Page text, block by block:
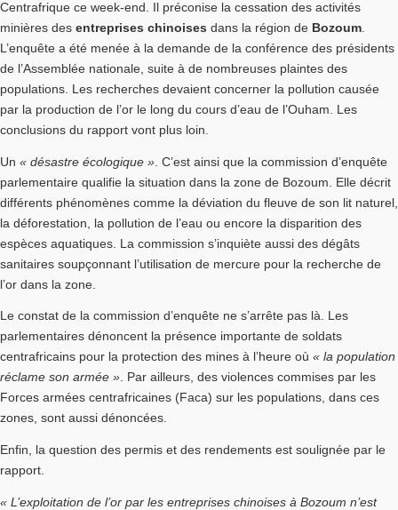
Centrafrique ce week-end. Il préconise la cessation des activités
minières des entreprises chinoises dans la région de Bozoum.
L’enquête a été menée à la demande de la conférence des présidents
de l’Assemblée nationale, suite à de nombreuses plaintes des
populations. Les recherches devaient concerner la pollution causée
par la production de l’or le long du cours d’eau de l’Ouham. Les
conclusions du rapport vont plus loin.
Un « désastre écologique » . C’est ainsi que la commission d’enquête
parlementaire qualifie la situation dans la zone de Bozoum. Elle décrit
différents phénomènes comme la déviation du fleuve de son lit naturel,
la déforestation, la pollution de l’eau ou encore la disparition des
espèces aquatiques. La commission s’inquiète aussi des dégâts
sanitaires soupçonnant l’utilisation de mercure pour la recherche de
l’or dans la zone.
Le constat de la commission d’enquête ne s’arrête pas là. Les
parlementaires dénoncent la présence importante de soldats
centrafricains pour la protection des mines à l’heure où « la population
réclame son armée ». Par ailleurs, des violences commises par les
Forces armées centrafricaines (Faca) sur les populations, dans ces
zones, sont aussi dénoncées.
Enfin, la question des permis et des rendements est soulignée par le
rapport.
« L’exploitation de l’or par les entreprises chinoises à Bozoum n’est